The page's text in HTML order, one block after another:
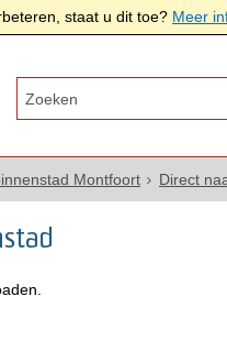
staat u dit toe? Meer
Montfoort Direct